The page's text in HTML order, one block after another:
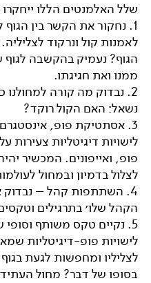
שלל האלמנטים הללו
1. נחקור את הקשר בין הגוף
לאמנות קול ונרקוד
הגוף? נעמיק בהקשבה לגוף
ממנו ואת חגיגתו.
2. נבדוק מה קורה
נשאל: האם הקול רוקד?
3. אסתטיקת פופ, אינסטגרם,
לישויות דיגיטליות צעירות
פופ, ואייפונים. המכשיר
לצלול בדמיון ובמחול
4. השתתפות קהל – נבדוק
הקהל שלו׳ בתרגילים
5. נקיים טקס משותף
לישויות פופ-דיגיטליות
לצליליו ומחפשות לגעת
בסופו של דבר? מחול